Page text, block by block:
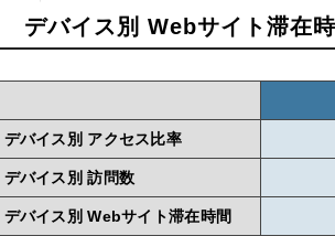
デバイス別 Webサイト滞在
デバイス別 アクセス比率
デバイス別 訪問数
デバイス別 Webサイト滞在時間